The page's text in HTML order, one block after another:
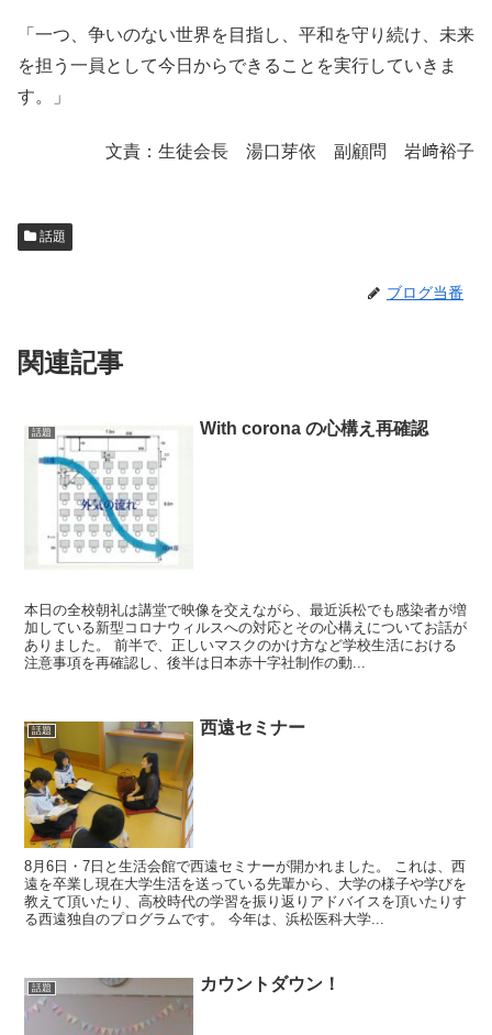
「一つ、争いのない世界を目指し、平和を守り続け、未来
を担う一員として今日からできることを実行していきま
す。」
文責：生徒会長 湯口芽依 副顧問 岩﨑裕子
話題
ブログ当番
関連記事
話題 With corona の心構え再確認
本日の全校朝礼は講堂で映像を交えながら、最近浜松でも感染者が増
加している新型コロナウィルスへの対応とその心構えについてお話が
ありました。 前半で、正しいマスクのかけ方など学校生活における
注意事項を再確認し、後半は日本赤十字社制作の動...
話題 西遠セミナー
8月6日・7日と生活会館で西遠セミナーが開かれました。 これは、西
遠を卒業し現在大学生活を送っている先輩から、大学の様子や学びを
教えて頂いたり、高校時代の学習を振り返りアドバイスを頂いたりす
る西遠独自のプログラムです。 今年は、浜松医科大学...
話題 カウントダウン！